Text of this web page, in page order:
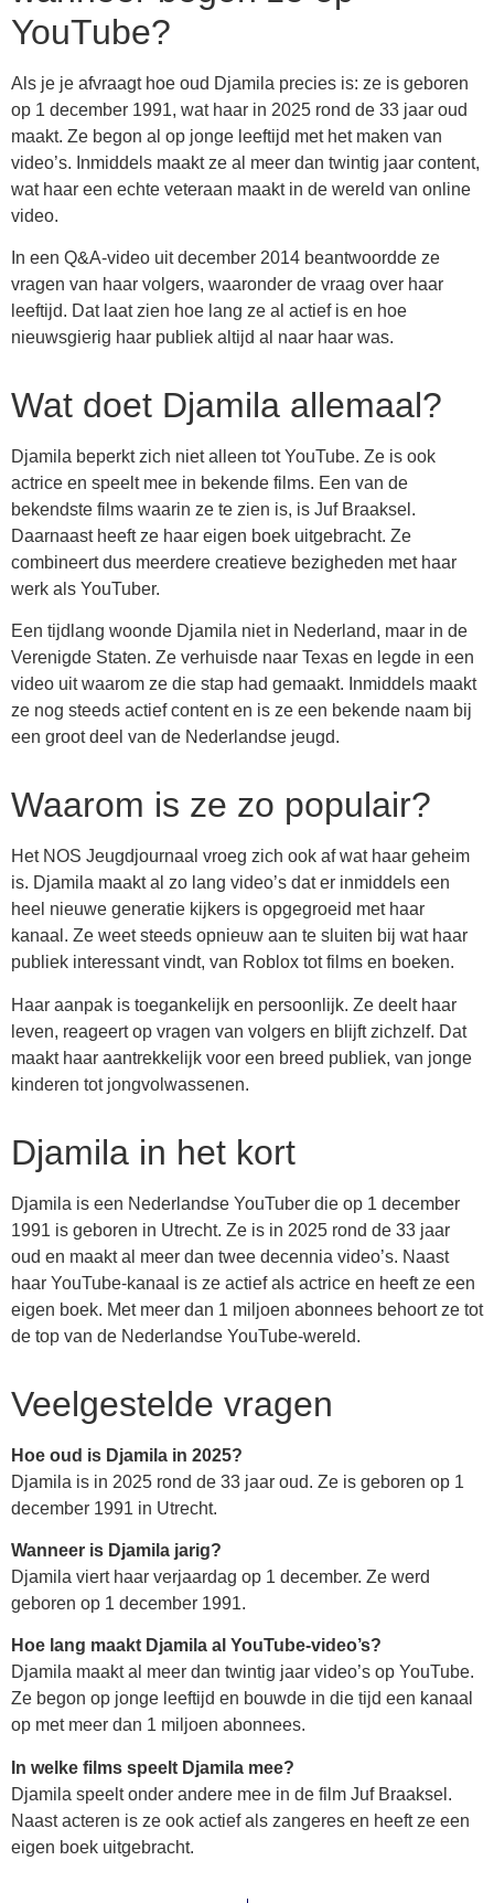
YouTube?
Als je je afvraagt hoe oud Djamila precies is: ze is geboren
op 1 december 1991, wat haar in 2025 rond de 33 jaar oud
maakt. Ze begon al op jonge leeftijd met het maken van
video’s. Inmiddels maakt ze al meer dan twintig jaar content,
wat haar een echte veteraan maakt in de wereld van online
video.
In een Q&A-video uit december 2014 beantwoordde ze
vragen van haar volgers, waaronder de vraag over haar
leeftijd. Dat laat zien hoe lang ze al actief is en hoe
nieuwsgierig haar publiek altijd al naar haar was.
Wat doet Djamila allemaal?
Djamila beperkt zich niet alleen tot YouTube. Ze is ook
actrice en speelt mee in bekende films. Een van de
bekendste films waarin ze te zien is, is Juf Braaksel.
Daarnaast heeft ze haar eigen boek uitgebracht. Ze
combineert dus meerdere creatieve bezigheden met haar
werk als YouTuber.
Een tijdlang woonde Djamila niet in Nederland, maar in de
Verenigde Staten. Ze verhuisde naar Texas en legde in een
video uit waarom ze die stap had gemaakt. Inmiddels maakt
ze nog steeds actief content en is ze een bekende naam bij
een groot deel van de Nederlandse jeugd.
Waarom is ze zo populair?
Het NOS Jeugdjournaal vroeg zich ook af wat haar geheim
is. Djamila maakt al zo lang video’s dat er inmiddels een
heel nieuwe generatie kijkers is opgegroeid met haar
kanaal. Ze weet steeds opnieuw aan te sluiten bij wat haar
publiek interessant vindt, van Roblox tot films en boeken.
Haar aanpak is toegankelijk en persoonlijk. Ze deelt haar
leven, reageert op vragen van volgers en blijft zichzelf. Dat
maakt haar aantrekkelijk voor een breed publiek, van jonge
kinderen tot jongvolwassenen.
Djamila in het kort
Djamila is een Nederlandse YouTuber die op 1 december
1991 is geboren in Utrecht. Ze is in 2025 rond de 33 jaar
oud en maakt al meer dan twee decennia video’s. Naast
haar YouTube-kanaal is ze actief als actrice en heeft ze een
eigen boek. Met meer dan 1 miljoen abonnees behoort ze tot
de top van de Nederlandse YouTube-wereld.
Veelgestelde vragen
Hoe oud is Djamila in 2025?
Djamila is in 2025 rond de 33 jaar oud. Ze is geboren op 1
december 1991 in Utrecht.
Wanneer is Djamila jarig?
Djamila viert haar verjaardag op 1 december. Ze werd
geboren op 1 december 1991.
Hoe lang maakt Djamila al YouTube-video’s?
Djamila maakt al meer dan twintig jaar video’s op YouTube.
Ze begon op jonge leeftijd en bouwde in die tijd een kanaal
op met meer dan 1 miljoen abonnees.
In welke films speelt Djamila mee?
Djamila speelt onder andere mee in de film Juf Braaksel.
Naast acteren is ze ook actief als zangeres en heeft ze een
eigen boek uitgebracht.